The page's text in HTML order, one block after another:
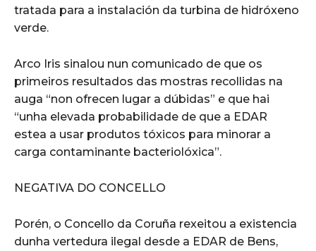
tratada para a instalación da turbina de hidróxeno
verde.
Arco Iris sinalou nun comunicado de que os
primeiros resultados das mostras recollidas na
auga “non ofrecen lugar a dúbidas” e que hai
“unha elevada probabilidade de que a EDAR
estea a usar produtos tóxicos para minorar a
carga contaminante bacteriolóxica”.
NEGATIVA DO CONCELLO
Porén, o Concello da Coruña rexeitou a existencia
dunha vertedura ilegal desde a EDAR de Bens,